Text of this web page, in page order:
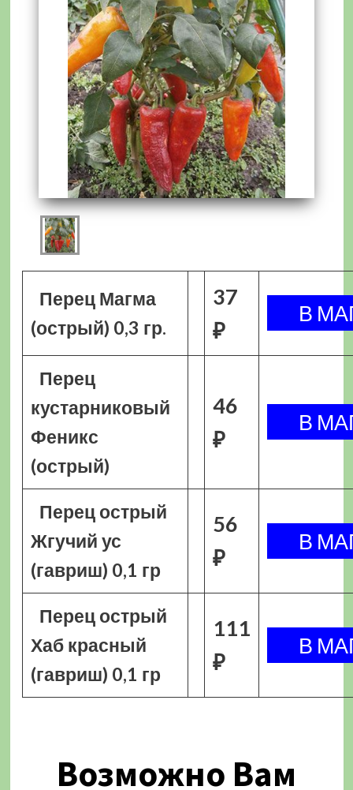
Перец Магма
(острый) 0,3 гр.
37
₽
Перец
кустарниковый
Феникс
(острый)
46
₽
Перец острый
Жгучий ус
(гавриш) 0,1 гр
56
₽
Перец острый
Хаб красный
(гавриш) 0,1 гр
111
₽
Возможно Вам